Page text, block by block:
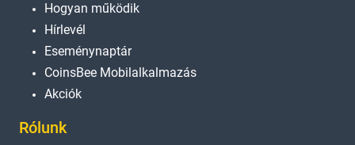
Hogyan működik
Hírlevél
Eseménynaptár
CoinsBee Mobilalkalmazás
Akciók
Rólunk